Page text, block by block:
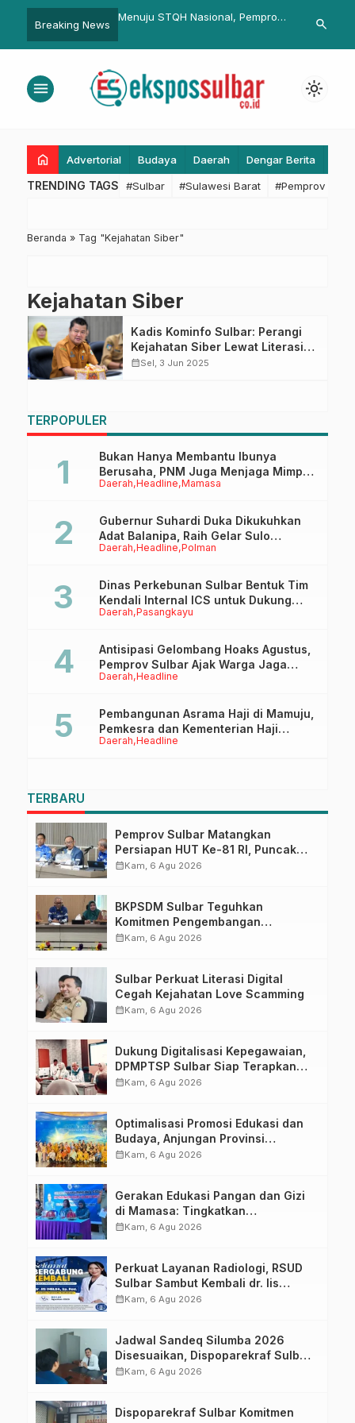
Breaking News
AMSI Mitra
Informasi
Menuju STQH Nasional, Pemprov
dengan TC
Poldasearch
menu light_mode
home Advertorial Budaya Daerah Dengar Berita
TRENDING TAGS #Sulbar #Sulawesi Barat #Pemprov
Beranda » Tag "Kejahatan Siber"
Kejahatan Siber
Kadis Kominfo Sulbar: Perangi
Kejahatan Siber Lewat Literasi
Digital di Senter KIM
calendar_monthSel, 3 Jun 2025
TERPOPULER
Daerah Headline Mamasa
Bukan Hanya Membantu Ibunya
Berusaha, PNM Juga Menjaga Mimpi
Anaknya Untuk Menggapai Cita-Cita
Daerah Headline Polman
Gubernur Suhardi Duka Dikukuhkan
Adat Balanipa, Raih Gelar Sulo
Tappidena
Daerah Pasangkayu
Dinas Perkebunan Sulbar Bentuk Tim
Kendali Internal ICS untuk Dukung
Sertifikasi ISPO Pekebun di
Daerah Headline
Antisipasi Gelombang Hoaks Agustus,
Pemprov Sulbar Ajak Warga Jaga
Ruang Digital
Daerah Headline
Pembangunan Asrama Haji di Mamuju,
Pemkesra dan Kementerian Haji
Sulbar Tinjau Lokasi
TERBARU
Pemprov Sulbar Matangkan
Persiapan HUT Ke-81 RI, Puncak
Upacara di Lapangan Ahmad
calendar_monthKam, 6 Agu 2026
BKPSDM Sulbar Teguhkan
Komitmen Pengembangan
Kompetensi ASN melalui
calendar_monthKam, 6 Agu 2026
Sulbar Perkuat Literasi Digital
Cegah Kejahatan Love Scamming
calendar_monthKam, 6 Agu 2026
Dukung Digitalisasi Kepegawaian,
DPMPTSP Sulbar Siap Terapkan
Aplikasi FLEKSI ASN
calendar_monthKam, 6 Agu 2026
Optimalisasi Promosi Edukasi dan
Budaya, Anjungan Provinsi
Sulawesi Barat Perkuat Kolaborasi
calendar_monthKam, 6 Agu 2026
Gerakan Edukasi Pangan dan Gizi
di Mamasa: Tingkatkan
Pengetahuan dan Keterampilan
calendar_monthKam, 6 Agu 2026
Perkuat Layanan Radiologi, RSUD
Sulbar Sambut Kembali dr. Iis
Imelda, Sp.Rad
calendar_monthKam, 6 Agu 2026
Jadwal Sandeq Silumba 2026
Disesuaikan, Dispoparekraf Sulbar
Pastikan Persiapan Tetap
calendar_monthKam, 6 Agu 2026
Dispoparekraf Sulbar Komitmen